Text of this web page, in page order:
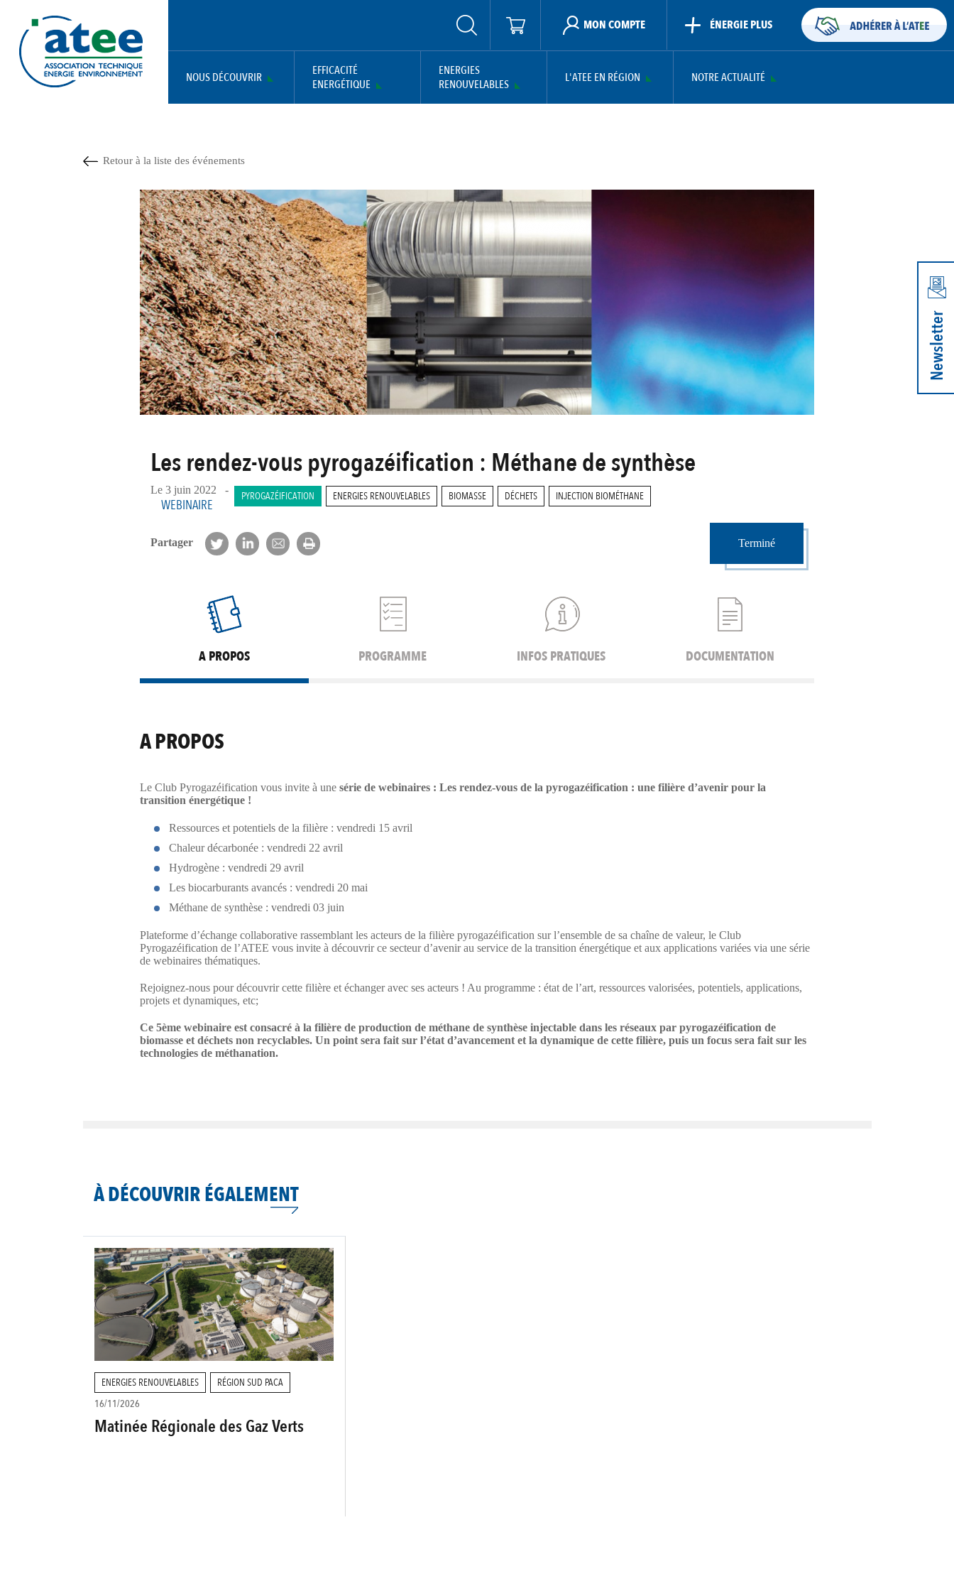
contenu
principal
MON COMPTE ÉNERGIE PLUS
NAVIGATION
NOUS DÉCOUVRIR
EFFICACITÉ
ENERGÉTIQUE
ENERGIES
RENOUVELABLES
L'ATEE EN RÉGION NOTRE ACTUALITÉ
Retour à la liste des événements
Les rendez-vous pyrogazéification : Méthane de synthèse
Le 3 juin 2022 -
WEBINAIRE
PYROGAZÉIFICATION ENERGIES RENOUVELABLES BIOMASSE DÉCHETS INJECTION BIOMÉTHANE
Partager Terminé
A PROPOS PROGRAMME INFOS PRATIQUES DOCUMENTATION
A PROPOS
Le Club Pyrogazéification vous invite à une série de webinaires : Les rendez-vous de la pyrogazéification : une filière d’avenir pour la
transition énergétique !
Ressources et potentiels de la filière : vendredi 15 avril
Chaleur décarbonée : vendredi 22 avril
Hydrogène : vendredi 29 avril
Les biocarburants avancés : vendredi 20 mai
Méthane de synthèse : vendredi 03 juin
Plateforme d’échange collaborative rassemblant les acteurs de la filière pyrogazéification sur l’ensemble de sa chaîne de valeur, le Club
Pyrogazéification de l’ATEE vous invite à découvrir ce secteur d’avenir au service de la transition énergétique et aux applications variées via une série
de webinaires thématiques.
Rejoignez-nous pour découvrir cette filière et échanger avec ses acteurs ! Au programme : état de l’art, ressources valorisées, potentiels, applications,
projets et dynamiques, etc;
Ce 5ème webinaire est consacré à la filière de production de méthane de synthèse injectable dans les réseaux par pyrogazéification de
biomasse et déchets non recyclables. Un point sera fait sur l’état d’avancement et la dynamique de cette filière, puis un focus sera fait sur les
technologies de méthanation.
À DÉCOUVRIR ÉGALEMENT
ENERGIES RENOUVELABLES
RÉGION SUD PACA
16/11/2026
Matinée Régionale des Gaz Verts
Newsletter